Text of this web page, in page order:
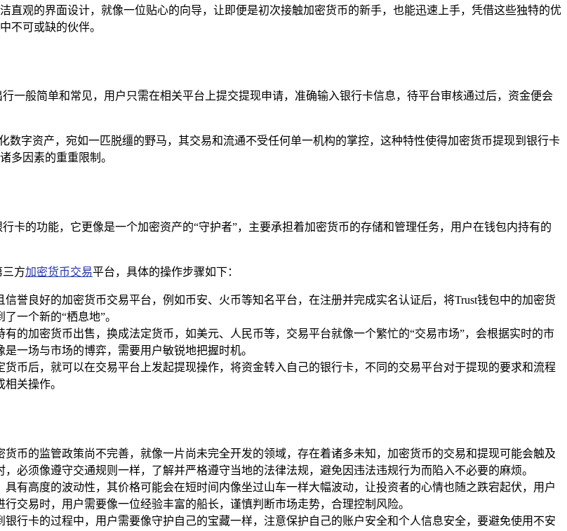
直观的界面设计，就像一位贴心的向导，让即便是初次接触加密货币的新手，也能迅速上手，凭借这些独特的优
不可或缺的伙伴。
一般简单和常见，用户只需在相关平台上提交提现申请，准确输入银行卡信息，待平台审核通过后，资金便会
数字资产，宛如一匹脱缰的野马，其交易和流通不受任何单一机构的掌控，这种特性使得加密货币提现到银行卡
多因素的重重限制。
卡的功能，它更像是一个加密资产的“守护者”，主要承担着加密货币的存储和管理任务，用户在钱包内持有的
三方加密货币交易平台，具体的操作步骤如下：
誉良好的加密货币交易平台，例如币安、火币等知名平台，在注册并完成实名认证后，将Trust钱包中的加密货
一个新的“栖息地”。
的加密货币出售，换成法定货币，如美元、人民币等，交易平台就像一个繁忙的“交易市场”，会根据实时的市
一场与市场的博弈，需要用户敏锐地把握时机。
币后，就可以在交易平台上发起提现操作，将资金转入自己的银行卡，不同的交易平台对于提现的要求和流程
关操作。
币的监管政策尚不完善，就像一片尚未完全开发的领域，存在着诸多未知，加密货币的交易和提现可能会触及
必须像遵守交通规则一样，了解并严格遵守当地的法律法规，避免因违法违规行为而陷入不必要的麻烦。
有高度的波动性，其价格可能会在短时间内像坐过山车一样大幅波动，让投资者的心情也随之跌宕起伏，用户
交易时，用户需要像一位经验丰富的船长，谨慎判断市场走势，合理控制风险。
行卡的过程中，用户需要像守护自己的宝藏一样，注意保护自己的账户安全和个人信息安全，要避免使用不安